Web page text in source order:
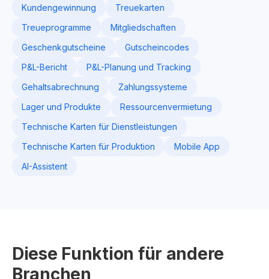
Kundengewinnung
Treuekarten
Treueprogramme
Mitgliedschaften
Geschenkgutscheine
Gutscheincodes
P&L-Bericht
P&L-Planung und Tracking
Gehaltsabrechnung
Zahlungssysteme
Lager und Produkte
Ressourcenvermietung
Technische Karten für Dienstleistungen
Technische Karten für Produktion
Mobile App
AI-Assistent
Diese Funktion für andere
Branchen